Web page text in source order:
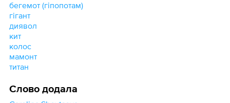
бегемот (гіпопотам)
гігант
диявол
кит
колос
мамонт
титан
Слово додала